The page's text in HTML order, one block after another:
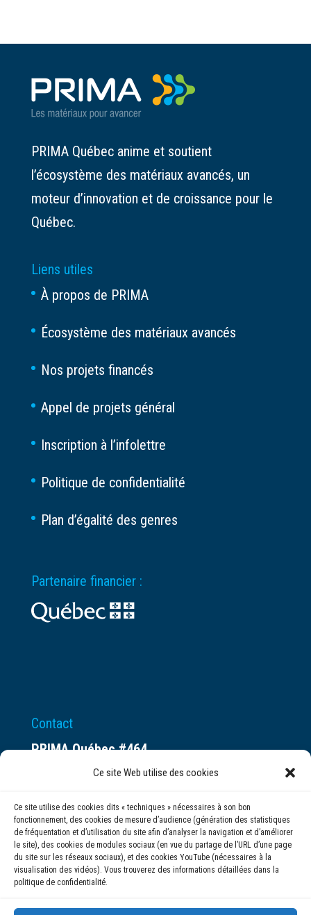
Ce site Web utilise des cookies
Ce site utilise des cookies dits « techniques » nécessaires à son bon
fonctionnement, des cookies de mesure d’audience (génération des statistiques
de fréquentation et d’utilisation du site afin d’analyser la navigation et d’améliorer
le site), des cookies de modules sociaux (en vue du partage de l’URL d’une page
du site sur les réseaux sociaux), et des cookies YouTube (nécessaires à la
visualisation des vidéos). Vous trouverez des informations détaillées dans la
politique de confidentialité.
PRIMA Québec anime et soutient
l’écosystème des matériaux avancés, un
moteur d’innovation et de croissance pour le
Québec.
Liens utiles
À propos de PRIMA
Écosystème des matériaux avancés
Nos projets financés
Appel de projets général
Inscription à l’infolettre
Politique de confidentialité
Plan d’égalité des genres
Partenaire financier :
Contact
PRIMA Québec #464
Espace ax.c
Montréal (QC) H3C 0B4
(514) 284-0211